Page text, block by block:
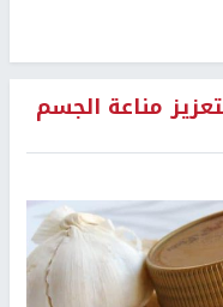
مناعة الجسم